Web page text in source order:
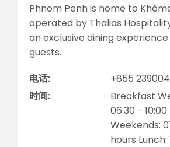
Phnom Penh is home to
operated by Thalias
an exclusive dining
guests.
电话:
+855
时间:
Breakfast
06:30 -
Weekends:
hours Lunch: